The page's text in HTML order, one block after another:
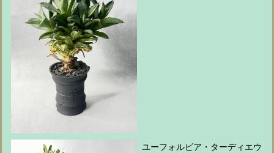
ユーフォルビア・ターディエウ